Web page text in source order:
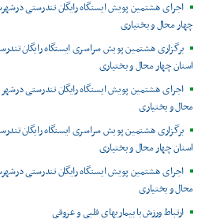
اجرای هشتمین پویش ایستگاه رایگان تندرستی
چهار محال و بختیاری
برگزاری هشتمین پویش سراسری ایستگاه رایگان
استان چهار محال و بختیاری
اجرای هشتمین پویش ایستگاه رایگان تندرستی
محال و بختیاری
برگزاری هشتمین پویش سراسری ایستگاه رایگان
استان چهار محال و بختیاری
اجرای هشتمین پویش ایستگاه رایگان تندرستی
محال و بختیاری
ارتباط ورزش با بیماریهای قلبی و عروقی